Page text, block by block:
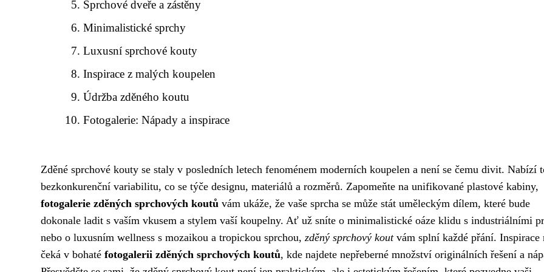
Sprchové dveře a zástěny
Minimalistické sprchy
Luxusní sprchové kouty
Inspirace z malých koupelen
Údržba zděného koutu
Fotogalerie: Nápady a inspirace
Zděné sprchové kouty se staly v posledních letech fenoménem moderních koupelen a není se čemu divit. Nabízí
bezkonkurenční variabilitu, co se týče designu, materiálů a rozměrů. Zapomeňte na unifikované plastové kabiny,
fotogalerie zděných sprchových koutů vám ukáže, že vaše sprcha se může stát uměleckým dílem, které bude
dokonale ladit s vaším vkusem a stylem vaší koupelny. Ať už sníte o minimalistické oáze klidu s industriálními
nebo o luxusním wellness s mozaikou a tropickou sprchou, zděný sprchový koutvám splní každé přání. Inspirace
čeká v bohaté fotogalerii zděných sprchových koutů, kde najdete nepřeberné množství originálních řešení a